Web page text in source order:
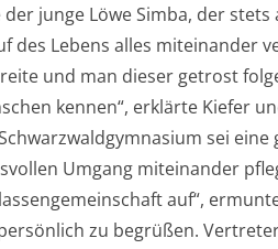
junge Löwe Simba, der
des Lebens alles miteinander
und man dieser getrost
kennen“, erklärte Kiefer
sei
Umgang miteinander
auf“,
zu begrüßen.